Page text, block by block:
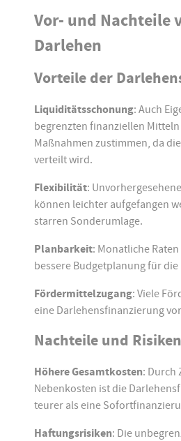
Vor- und Nachteile
Darlehen
Vorteile der
Liquiditätsschonung: Auch
begrenzten finanziellen
Maßnahmen zustimmen, da
verteilt wird.
Flexibilität:
können leichter aufgefangen
starren Sonderumlage.
Planbarkeit: Monatliche
bessere Budgetplanung für die
Fördermittelzugang: Viele
eine Darlehensfinanzierung
Nachteile und Risiken
Höhere Gesamtkosten: Durch
Nebenkosten ist die
teurer als eine
Haftungsrisiken: Die